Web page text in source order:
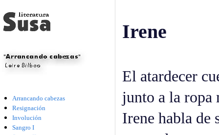
Arrancando cabezas
Resignación
Involución
Sangro I
Irene
El atardecer
junto a la ropa
Irene habla de